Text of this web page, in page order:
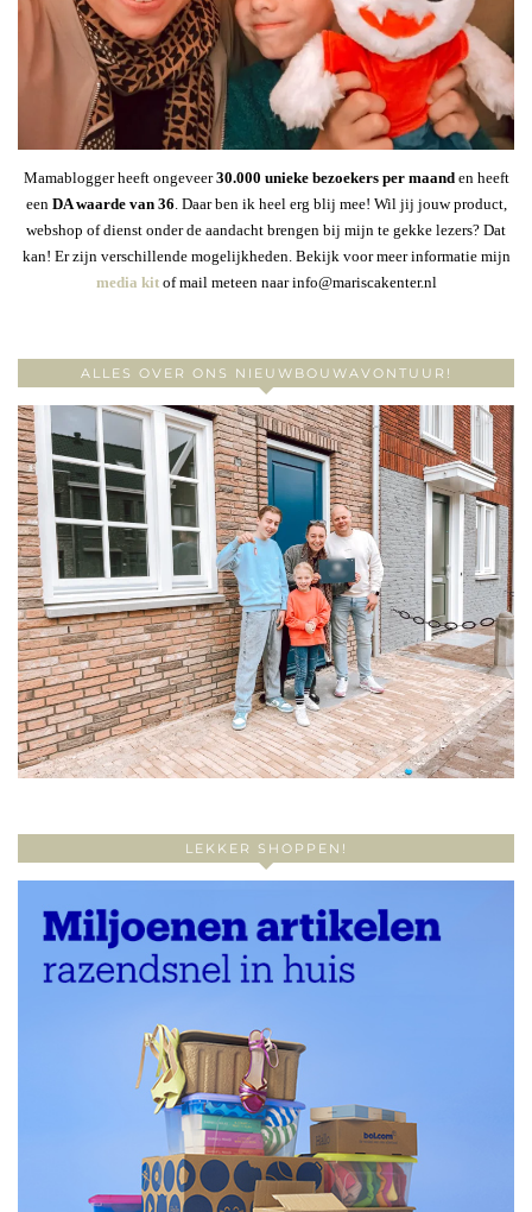
Mamablogger heeft ongeveer30.000 unieke bezoekers per maanden heeft
een DA waarde van 36. Daar ben ik heel erg blij mee! Wil jij jouw product,
webshop of dienst onder de aandacht brengen bij mijn te gekke lezers? Dat
kan! Er zijn verschillende mogelijkheden. Bekijk voor meer informatie mijn
media kitof mail meteen naar info@mariscakenter.nl
ALLES OVER ONS NIEUWBOUWAVONTUUR!
LEKKER SHOPPEN!